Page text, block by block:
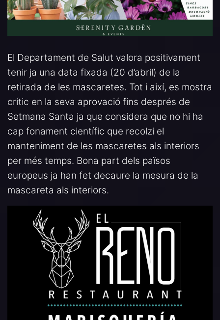
El Departament de Salut valora positivament
tenir ja una data fixada (20 d’abril) de la
retirada de les mascaretes. Tot i així, es mostra
crític en la seva aprovació fins després de
Setmana Santa ja que considera que no hi ha
cap fonament científic que recolzi el
manteniment de les mascaretes als interiors
per més temps. Bona part dels països
europeus ja han fet decaure la mesura de la
mascareta als interiors.